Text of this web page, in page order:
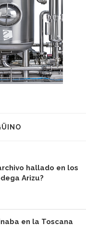
hallado en los
Arizu?
en la Toscana